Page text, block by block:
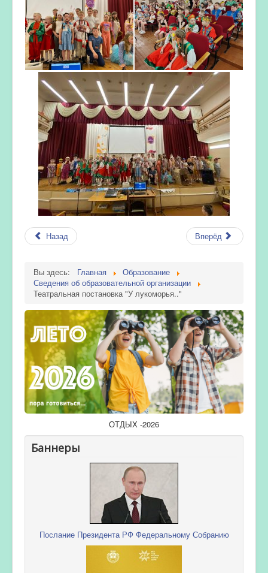
Назад Вперёд
Вы здесь: Главная
Образование
Сведения об образовательной организации
Театральная постановка "У лукоморья.."
ОТДЫХ -2026
Баннеры
Послание Президента РФ Федеральному Собранию